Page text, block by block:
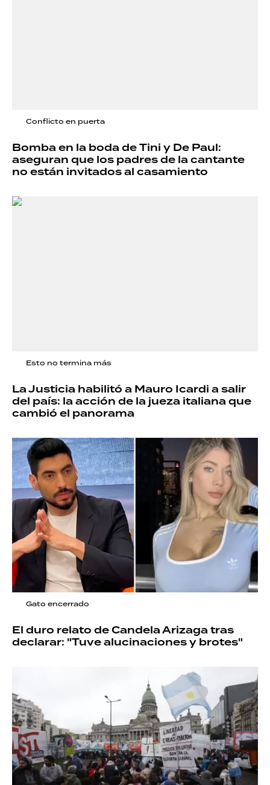
Conflicto en puerta
Bomba en la boda de Tini y De Paul:
aseguran que los padres de la cantante
no están invitados al casamiento
Esto no termina más
La Justicia habilitó a Mauro Icardi a salir
del país: la acción de la jueza italiana que
cambió el panorama
Gato encerrado
El duro relato de Candela Arizaga tras
declarar: "Tuve alucinaciones y brotes"